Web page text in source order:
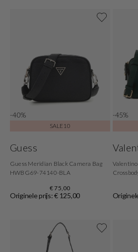
-40%
SALE10
Guess
Guess Meridian Black Camera Bag
HWBG69-74140-BLA
€ 75,00
Originele prijs: € 125,00
-45%